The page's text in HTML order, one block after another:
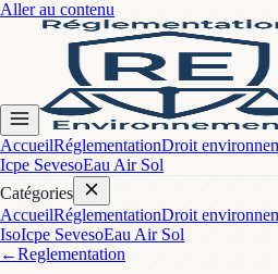
Aller au contenu
AccueilRéglementationDroit
Icpe SevesoEau Air Sol
Catégories
AccueilRéglementationDroit
IsoIcpe SevesoEau Air Sol
←Reglementation